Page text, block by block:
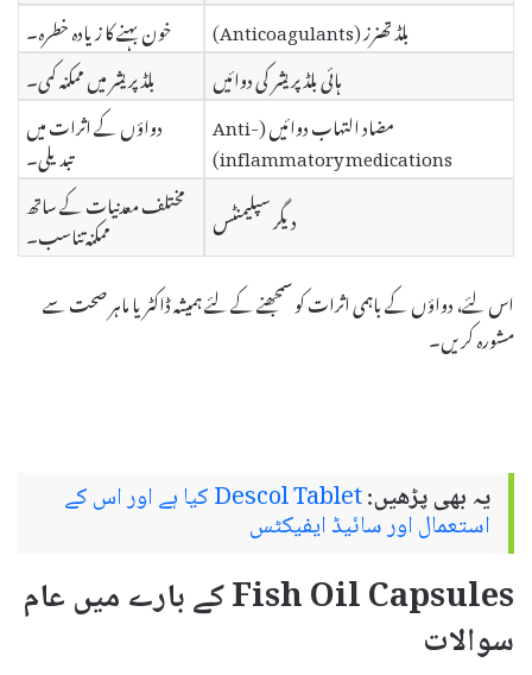
بلڈ تھنرز (Anticoagulants)
خون بہنے کا زیادہ خطرہ۔
ہائی بلڈ پریشر کی دوائیں
بلڈ پریشر میں ممکنہ کمی۔
مضاد التهاب دوائیں (Anti-
inflammatory medications)
دواؤں کے اثرات میں
تبدیلی۔
دیگر سپلیمنٹس
مختلف معدنیات کے ساتھ
ممکنہ تناسب۔
اس لئے، دواؤں کے باہمی اثرات کو سمجھنے کے لئے ہمیشہ ڈاکٹر یا ماہر صحت سے
مشورہ کریں۔
یہ بھی پڑھیں: Descol Tablet کیا ہے اور اس کے
استعمال اور سائیڈ ایفیکٹس
Fish Oil Capsules کے بارے میں عام
سوالات